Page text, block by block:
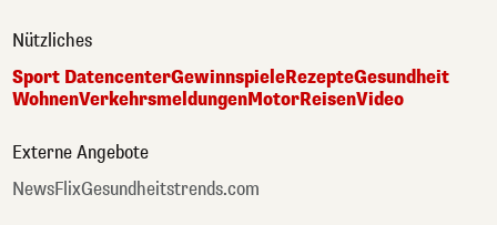
Nützliches
Sport DatencenterGewinnspieleRezepteGesundheit
WohnenVerkehrsmeldungenMotorReisenVideo
Externe Angebote
NewsFlixGesundheitstrends.com